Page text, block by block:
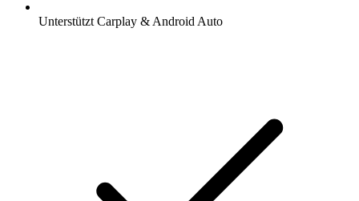
Unterstützt Carplay & Android Auto